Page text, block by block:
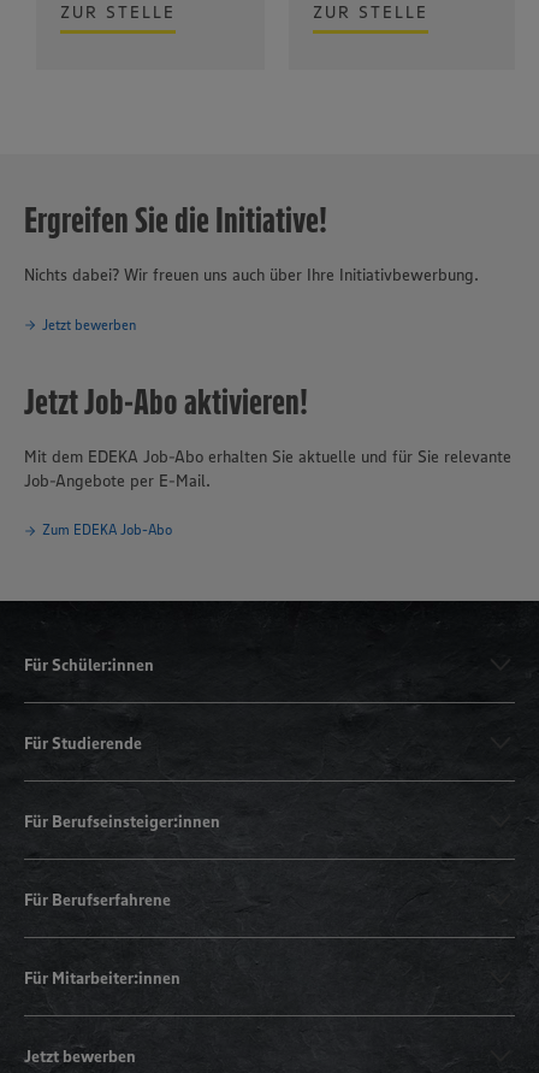
ZUR STELLE ZUR STELLE
Ergreifen Sie die Initiative!
Nichts dabei? Wir freuen uns auch über Ihre Initiativbewerbung.
Jetzt bewerben
Jetzt Job-Abo aktivieren!
Mit dem EDEKA Job-Abo erhalten Sie aktuelle und für Sie relevante
Job-Angebote per E-Mail.
Zum EDEKA Job-Abo
Für Schüler:innen
Für Studierende
Für Berufseinsteiger:innen
Für Berufserfahrene
Für Mitarbeiter:innen
Jetzt bewerben